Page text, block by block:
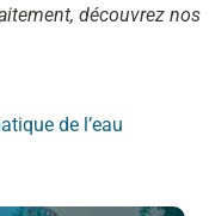
découvrez nos
de l’eau